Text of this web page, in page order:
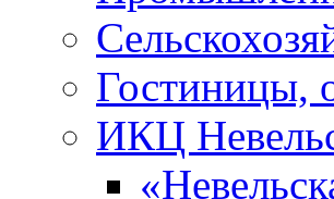
Гостиницы,
ИКЦ